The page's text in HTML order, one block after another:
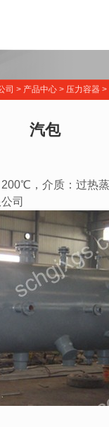
司 > 产品中心 > 压力容器 >
汽包
200℃，介质： 过热
司